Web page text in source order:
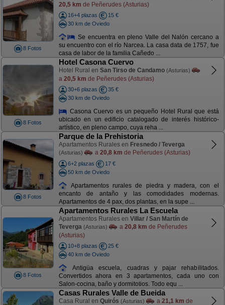
8 Fotos
20,5 km de Peñerudes (Asturias)
16+4 plazas
15 €
30 km de Oviedo
Se encuentra en pleno Valle del Nalón cercano a
su encuentro con el río Narcea. La casa data de 1757, fue
casa de labor de la familia Cañedo ...
8 Fotos
Hotel Casona Cuervo
Hotel Rural en San Tirso de Candamo (Asturias)
a 20,5 km de Peñerudes (Asturias)
30+6 plazas
35 €
30 km de Oviedo
Casona Cuervo es un pequeño Hotel Rural que está
ubicado en un edificio catalogado de interés histórico-
artístico, en pleno campo, cuya reha ...
8 Fotos
Parque de la Prehistoria
Apartamentos Rurales en Fresnedo / Teverga
(Asturias) a 20,8 km de Peñerudes (Asturias)
6+2 plazas
17 €
50 km de Oviedo
Apartamentos rurales de piedra y madera, con el
encanto de antaño y las comodidades modernas.
Apartamentos de 4 pax, dos plantas, en la supe ...
8 Fotos
Apartamentos Rurales La Escuela
Apartamentos Rurales en Villar / San Martín de
Teverga (Asturias) a 20,8 km de Peñerudes
(Asturias)
10+8 plazas
25 €
40 km de Oviedo
Antigüa escuela, cuadras y pajar rehabilitados.
Convertidos ahora en 3 apartamentos, cada uno con
Salon-cocina, baño y dormitotios. Todo equ ...
Casas Rurales Valle de Bueida
Casa Rural en Quirós (Asturias) a 21,1 km de